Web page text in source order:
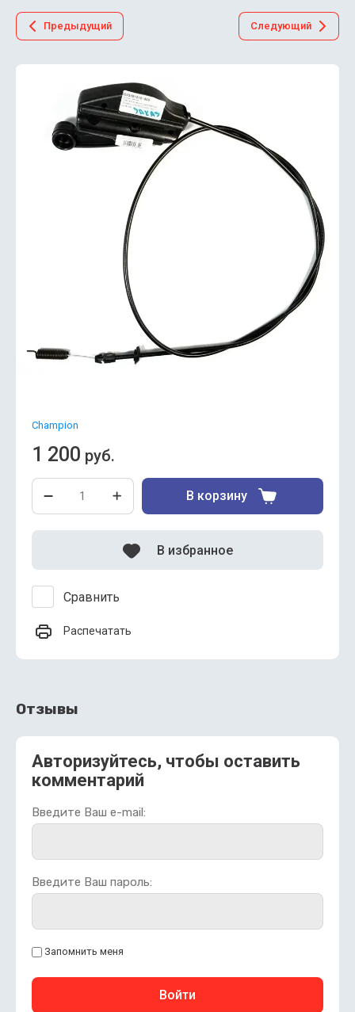
Предыдущий Следующий
Champion
1 200 руб.
В корзину
Сравнить
В избранное
Распечатать
Отзывы
Авторизуйтесь, чтобы оставить
комментарий
Введите Ваш e-mail:
Введите Ваш пароль:
Запомнить меня
Войти